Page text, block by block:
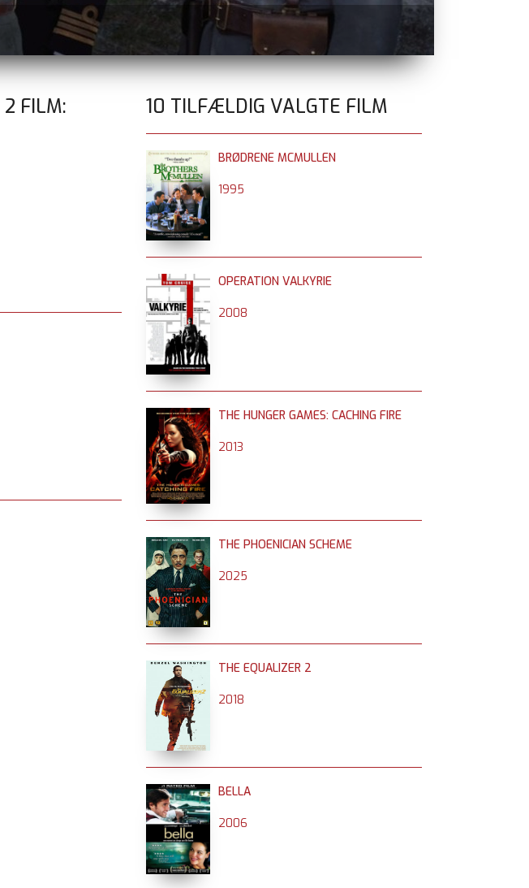
2 FILM: 10 TILFÆLDIG VALGTE FILM
BRØDRENE MCMULLEN
1995
OPERATION VALKYRIE
2008
THE HUNGER GAMES: CACHING FIRE
2013
THE PHOENICIAN SCHEME
2025
THE EQUALIZER 2
2018
BELLA
2006